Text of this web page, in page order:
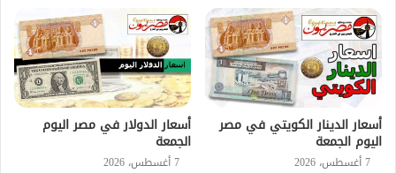
أسعار الدينار الكويتي في مصر
اليوم الجمعة
7 أغسطس، 2026
أسعار الدولار في مصر اليوم
الجمعة
7 أغسطس، 2026